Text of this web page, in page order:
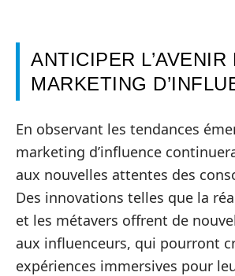
ANTICIPER L’AVENIR
MARKETING
En observant les tendances
marketing d’influence
aux nouvelles attentes des
Des innovations telles que la
et les métavers offrent de
aux influenceurs, qui pourront
expériences immersives pour